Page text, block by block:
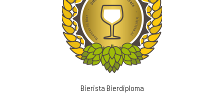
Bierista Bierdiploma